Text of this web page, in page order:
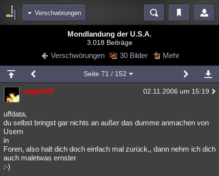
Verschwörungen
Blogs Videos
Chat Wiki Neuigkeiten
meine Rubriken
Menschen Wissenschaft Mystery Kriminalfälle
Spiritualität
Natur
weitere Rubriken
Philosophie Träume
Mondlandung der U.S.A.
3.018 Beiträge
Verschwörungen 30 Bilder Mehr
Seite 71 / 152
angelo01 02.11.2006 um 15:19
uffdata,
du selbst bringst gar nichts an außer das dumme anmachen von
Usern
in
Foren, also halt dich doch einfach mal zurück,, dann nehm ich dich
auch maletwas ernster
:-)